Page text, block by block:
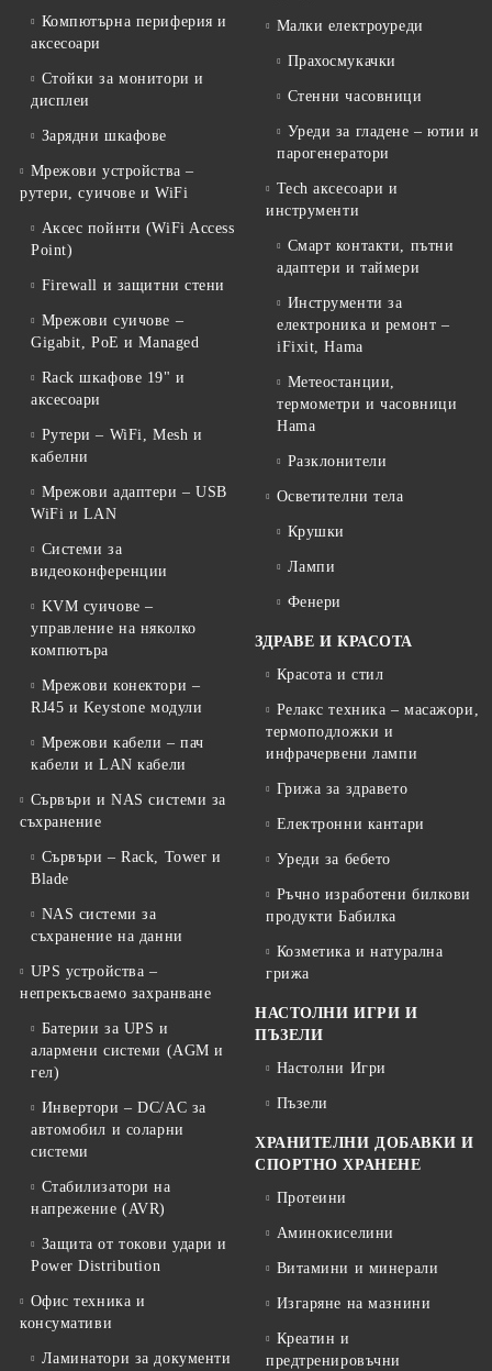
Компютърна периферия и
аксесоари
Стойки за монитори и
дисплеи
Зарядни шкафове
Мрежови устройства –
рутери, суичове и WiFi
Аксес пойнти (WiFi Access
Point)
Firewall и защитни стени
Мрежови суичове –
Gigabit, PoE и Managed
Rack шкафове 19" и
аксесоари
Рутери – WiFi, Mesh и
кабелни
Мрежови адаптери – USB
WiFi и LAN
Системи за
видеоконференции
KVM суичове –
управление на няколко
компютъра
Мрежови конектори –
RJ45 и Keystone модули
Мрежови кабели – пач
кабели и LAN кабели
Сървъри и NAS системи за
съхранение
Сървъри – Rack, Tower и
Blade
NAS системи за
съхранение на данни
UPS устройства –
непрекъсваемо захранване
Батерии за UPS и
алармени системи (AGM и
гел)
Инвертори – DC/AC за
автомобил и соларни
системи
Стабилизатори на
напрежение (AVR)
Защита от токови удари и
Power Distribution
Офис техника и
консумативи
Ламинатори за документи
Малки електроуреди
Прахосмукачки
Стенни часовници
Уреди за гладене – ютии и
парогенератори
Tech аксесоари и
инструменти
Смарт контакти, пътни
адаптери и таймери
Инструменти за
електроника и ремонт –
iFixit, Hama
Метеостанции,
термометри и часовници
Hama
Разклонители
Осветителни тела
Крушки
Лампи
Фенери
ЗДРАВЕ И КРАСОТА
Красота и стил
Релакс техника – масажори,
термоподложки и
инфрачервени лампи
Грижа за здравето
Електронни кантари
Уреди за бебето
Ръчно изработени билкови
продукти Бабилка
Козметика и натурална
грижа
НАСТОЛНИ ИГРИ И
ПЪЗЕЛИ
Настолни Игри
Пъзели
ХРАНИТЕЛНИ ДОБАВКИ И
СПОРТНО ХРАНЕНЕ
Протеини
Аминокиселини
Витамини и минерали
Изгаряне на мазнини
Креатин и
предтренировъчни